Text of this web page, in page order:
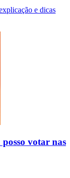
e dicas
votar nas